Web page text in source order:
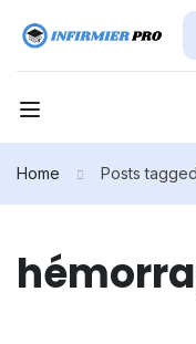
Home Posts